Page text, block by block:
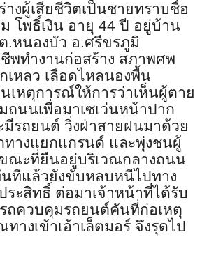
างผู้เสียชีวิตเป็นชายทราบชื่อ
โพธิ์เงิน อายุ 44 ปี อยู่บ้าน
ต.หนองบัว อ.ศรีขรภูมิ
พทำงานก่อสร้าง สภาพศพ
เหลว เลือดไหลนองพื้น
เหตุการณ์ให้การว่าเห็นผู้ตาย
ถนนเพื่อมาเซเว่นหน้าปาก
รถยนต์ วิ่งฝ่าสายฝนมาด้วย
ทางแยกแกรนด์ และพุ่งชนผู้
ณะที่ยืนอยู่บริเวณกลางถนน
ทีแล้วยังขับหลบหนีไปทาง
ระสิทธิ์ ต่อมาเจ้าหน้าที่ได้รับ
ถควบคุมรถยนต์คันที่ก่อเหตุ
างเข้าเอ้าเล็ตมอร์ จึงรุดไป